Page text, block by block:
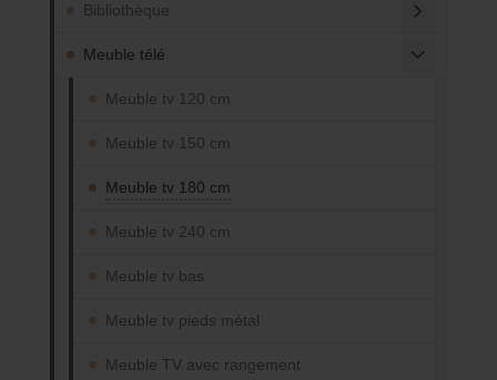
Bibliothèque
Meuble télé
Meuble tv 120 cm
Meuble tv 150 cm
Meuble tv 180 cm
Meuble tv 240 cm
Meuble tv bas
Meuble tv pieds métal
Meuble TV avec rangement